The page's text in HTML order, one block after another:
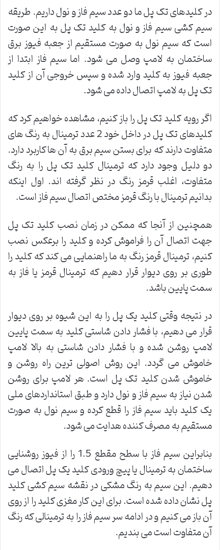
در کلیدهای تک پل ما دو عدد سیم فاز و نول داریم. طریقه
سیم کشی سیم فاز و نول به کلید تک پل به این صورت
است که سیم نول به صورت مستقیم از جعبه فیوز برق
ساختمان به لامپ وصل می شود. اما سیم فاز ابتدا از
جعبه فیوز به کلید وارد شده و سپس خروجی آن از کلید
تک پل به لامپ اتصال داده می شود.
اگر رویه کلید تک پل را باز کنیم، مشاهده خواهیم کرد که
کلیدهای تک پل در داخل خود 2 عدد ترمینال به رنگ های
متفاوت دارند که برای بستن سیم برق به آن ها کاربرد دارد.
دو دلیل وجود دارد که ترمینال کلید تک پل را به رنگ
متفاوت، اغلب قرمز رنگ در نظر گرفته اند. اول اینکه
بدانیم ترمینال با رنگ قرمز مختص اتصال سیم فاز است.
همچنین از آنجا که ممکن در زمان نصب کلید تک پل
جهت اتصال آن را فراموش کرده و کلید را برعکس نصب
کنیم، ترمینال قرمز رنگ به ما راهنمایی می کند که کلید را
طوری بر روی دیوار قرار دهیم که ترمینال قرمز یا فاز به
سمت پایین باشد.
در نتیجه وقتی کلید یک پل را به این شیوه بر روی دیوار
قرار می دهیم، با فشار دادن شاستی کلید به سمت پایین
لامپ روشن شده و با فشار دادن شاستی به بالا لامپ
خاموش می گردد. این روش اصولی ترین راه روشن و
خاموش شدن کلید تک پل است. هر لامپ برای روشن
شدن نیاز به سیم فاز و نول دارد و طبق استانداردهای ملی
یک کلید باید سیم فاز را قطع کرده و سیم نول به صورت
مستقیم به مصرف کننده هدایت می شود.
بنابراین سیم فاز با سطح مقطع 1.5 را از فیوز روشنایی
ساختمان به ترمینال یا پیچ ورودی کلید یک پل اتصال می
دهیم. این سیم به رنگ مشکی در نقشه سیم کشی کلید
پل نشان داده شده است. برای این کار مغزی کلید را از روی
آن باز می کنیم و در ادامه سر سیم فاز را به ترمینالی که رنگ
آن متفاوت است می بندیم.